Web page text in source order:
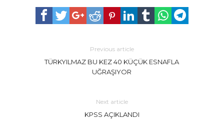
Previous article
TÜRKYILMAZ BU KEZ 40 KÜÇÜK ESNAFLA
UĞRAŞIYOR
Next article
KPSS AÇIKLANDI